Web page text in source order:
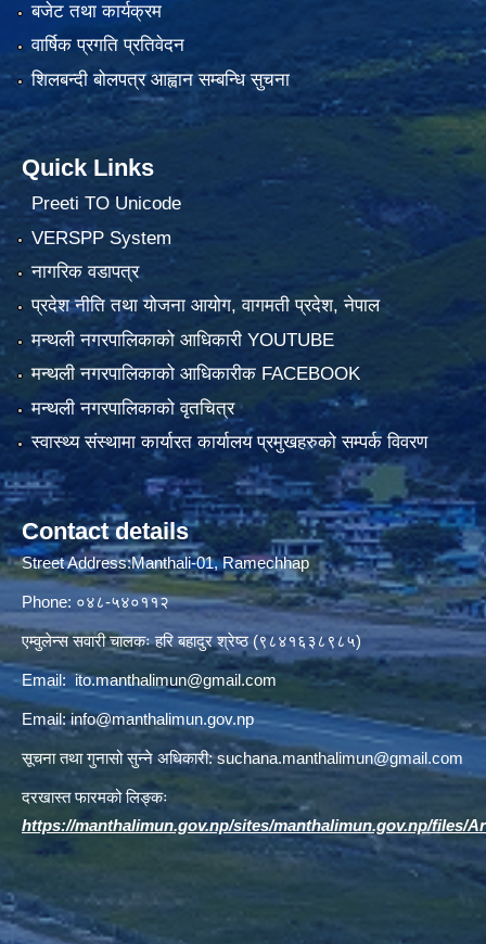
बजेट तथा कार्यक्रम
वार्षिक प्रगति प्रतिवेदन
शिलबन्दी बोलपत्र आह्वान सम्बन्धि सुचना
Quick Links
Preeti TO Unicode
VERSPP System
नागरिक वडापत्र
प्रदेश नीति तथा योजना आयोग, वागमती प्रदेश, नेपाल
मन्थली नगरपालिकाको आधिकारी YOUTUBE
मन्थली नगरपालिकाको आधिकारीक FACEBOOK
मन्थली नगरपालिकाको वृतचित्र
स्वास्थ्य संस्थामा कार्यारत कार्यालय प्रमुखहरुको सम्पर्क विवरण
Contact details
Street Address:Manthali-01, Ramechhap
Phone: ०४८-५४०११२
एम्वुलेन्स सवारी चालकः हरि बहादुर श्रेष्ठ (९८४१६३८९८५)
Email:ito.manthalimun@gmail.com
Email:info@manthalimun.gov.np
सूचना तथा गुनासो सुन्ने अधिकारी:suchana.manthalimun@gmail.com
दरखास्त फारमको लिङ्कः
https://manthalimun.gov.np/sites/manthalimun.gov.np/files/